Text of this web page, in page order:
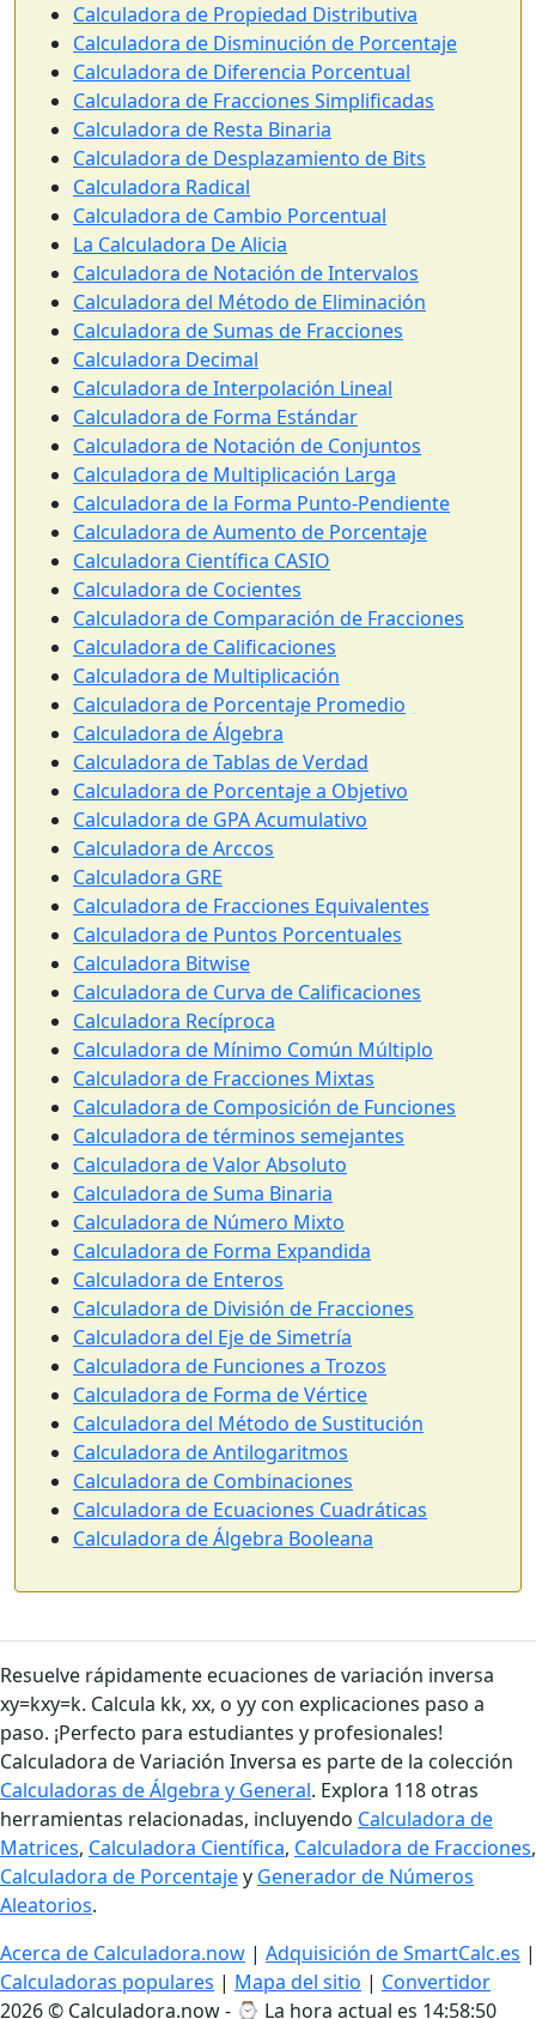
Calculadora de Propiedad Distributiva
Calculadora de Disminución de Porcentaje
Calculadora de Diferencia Porcentual
Calculadora de Fracciones Simplificadas
Calculadora de Resta Binaria
Calculadora de Desplazamiento de Bits
Calculadora Radical
Calculadora de Cambio Porcentual
La Calculadora De Alicia
Calculadora de Notación de Intervalos
Calculadora del Método de Eliminación
Calculadora de Sumas de Fracciones
Calculadora Decimal
Calculadora de Interpolación Lineal
Calculadora de Forma Estándar
Calculadora de Notación de Conjuntos
Calculadora de Multiplicación Larga
Calculadora de la Forma Punto-Pendiente
Calculadora de Aumento de Porcentaje
Calculadora Científica CASIO
Calculadora de Cocientes
Calculadora de Comparación de Fracciones
Calculadora de Calificaciones
Calculadora de Multiplicación
Calculadora de Porcentaje Promedio
Calculadora de Álgebra
Calculadora de Tablas de Verdad
Calculadora de Porcentaje a Objetivo
Calculadora de GPA Acumulativo
Calculadora de Arccos
Calculadora GRE
Calculadora de Fracciones Equivalentes
Calculadora de Puntos Porcentuales
Calculadora Bitwise
Calculadora de Curva de Calificaciones
Calculadora Recíproca
Calculadora de Mínimo Común Múltiplo
Calculadora de Fracciones Mixtas
Calculadora de Composición de Funciones
Calculadora de términos semejantes
Calculadora de Valor Absoluto
Calculadora de Suma Binaria
Calculadora de Número Mixto
Calculadora de Forma Expandida
Calculadora de Enteros
Calculadora de División de Fracciones
Calculadora del Eje de Simetría
Calculadora de Funciones a Trozos
Calculadora de Forma de Vértice
Calculadora del Método de Sustitución
Calculadora de Antilogaritmos
Calculadora de Combinaciones
Calculadora de Ecuaciones Cuadráticas
Calculadora de Álgebra Booleana
Resuelve rápidamente ecuaciones de variación inversa
xy=kxy=k. Calcula kk, xx, o yy con explicaciones paso a
paso. ¡Perfecto para estudiantes y profesionales!
Calculadora de Variación Inversa es parte de la colección
Calculadoras de Álgebra y General. Explora 118 otras
herramientas relacionadas, incluyendo Calculadora de
Matrices, Calculadora Científica, Calculadora de Fracciones,
Calculadora de Porcentajey Generador de Números
Aleatorios.
Acerca de Calculadora.now | Adquisición de SmartCalc.es |
Calculadoras populares | Mapa del sitio | Convertidor
2026 © Calculadora.now - ⌚ La hora actual es 14:58:51